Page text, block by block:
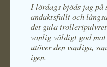
I lördags bjöds jag på
andaktsfullt och
det gula
vanlig väldigt god
utöver den vanliga,
igen.